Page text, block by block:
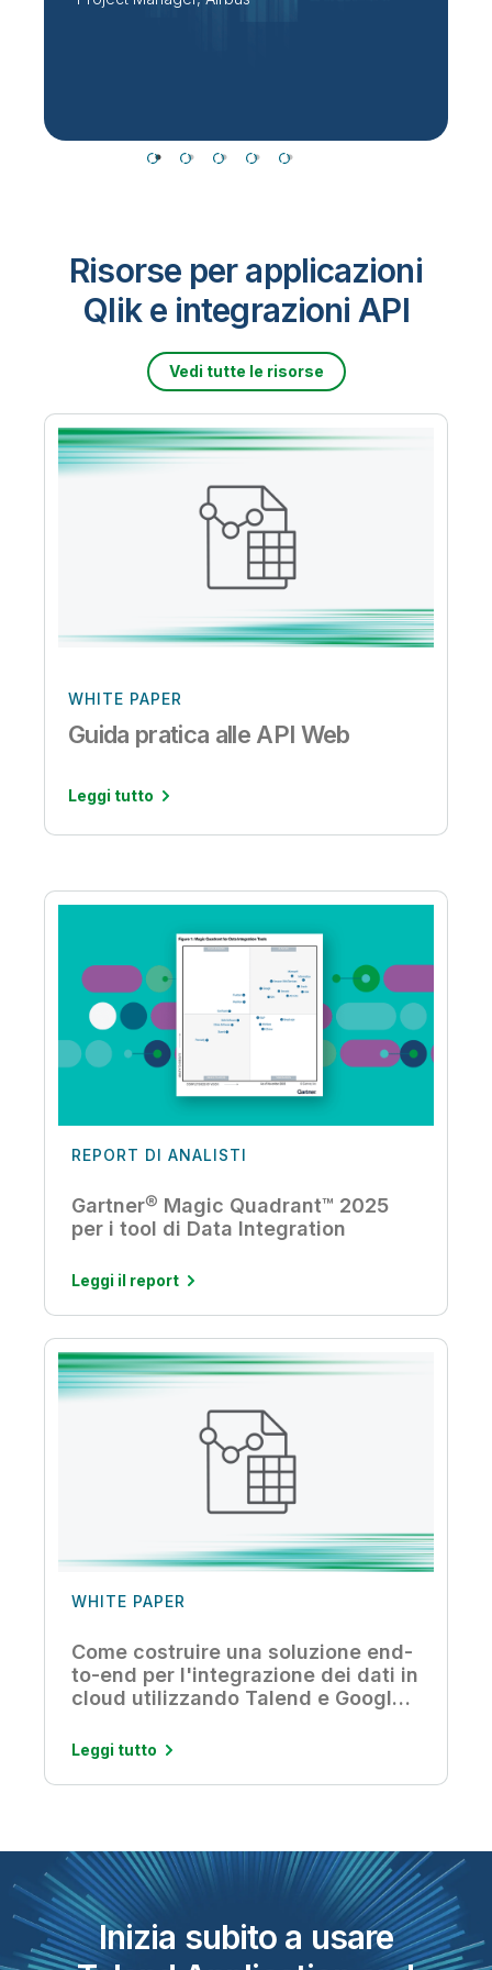
Risorse per applicazioni
Qlik e integrazioni API
Vedi tutte le risorse
WHITE PAPER
Guida pratica alle API Web
Leggi tutto
REPORT DI ANALISTI
Gartner® Magic Quadrant™ 2025
per i tool di Data Integration
Leggi il report
WHITE PAPER
Come costruire una soluzione end-
to-end per l'integrazione dei dati in
cloud utilizzando Talend e Google
Leggi tutto
Inizia subito a usare